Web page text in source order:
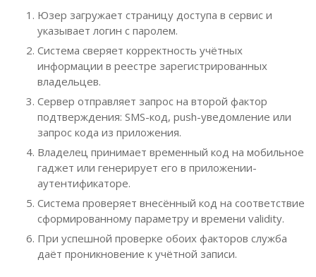
Юзер загружает страницу доступа в сервис и
указывает логин с паролем.
Система сверяет корректность учётных
информации в реестре зарегистрированных
владельцев.
Сервер отправляет запрос на второй фактор
подтверждения: SMS-код, push-уведомление или
запрос кода из приложения.
Владелец принимает временный код на мобильное
гаджет или генерирует его в приложении-
аутентификаторе.
Система проверяет внесённый код на соответствие
сформированному параметру и времени validity.
При успешной проверке обоих факторов служба
даёт проникновение к учётной записи.